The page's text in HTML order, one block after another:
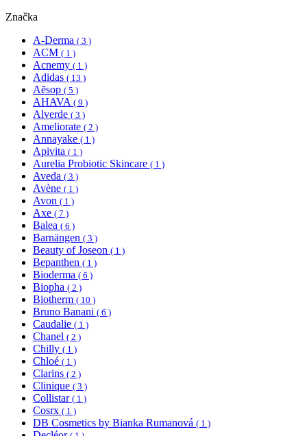
Značka
A-Derma ( 3 )
ACM ( 1 )
Acnemy ( 1 )
Adidas ( 13 )
Aēsop ( 5 )
AHAVA ( 9 )
Alverde ( 3 )
Ameliorate ( 2 )
Annayake ( 1 )
Apivita ( 1 )
Aurelia Probiotic Skincare ( 1 )
Aveda ( 3 )
Avène ( 1 )
Avon ( 1 )
Axe ( 7 )
Balea ( 6 )
Barnängen ( 3 )
Beauty of Joseon ( 1 )
Bepanthen ( 1 )
Bioderma ( 6 )
Biopha ( 2 )
Biotherm ( 10 )
Bruno Banani ( 6 )
Caudalie ( 1 )
Chanel ( 2 )
Chilly ( 1 )
Chloé ( 1 )
Clarins ( 2 )
Clinique ( 3 )
Collistar ( 1 )
Cosrx ( 1 )
DB Cosmetics by Bianka Rumanová ( 1 )